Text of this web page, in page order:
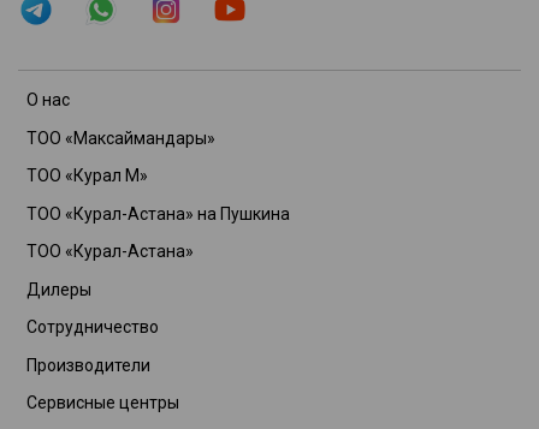
О нас
ТОО «Максаймандары»
ТОО «Курал М»
ТОО «Курал-Астана» на Пушкина
ТОО «Курал-Астана»
Дилеры
Сотрудничество
Производители
Сервисные центры